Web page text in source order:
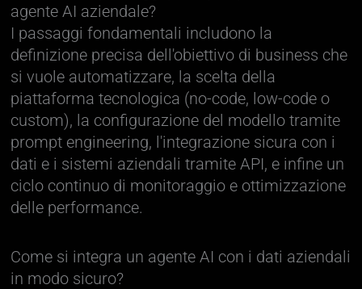
agente AI aziendale?
I passaggi fondamentali includono la
definizione precisa dell'obiettivo di business che
si vuole automatizzare, la scelta della
piattaforma tecnologica (no-code, low-code o
custom), la configurazione del modello tramite
prompt engineering, l'integrazione sicura con i
dati e i sistemi aziendali tramite API, e infine un
ciclo continuo di monitoraggio e ottimizzazione
delle performance.
Come si integra un agente AI con i dati aziendali
in modo sicuro?